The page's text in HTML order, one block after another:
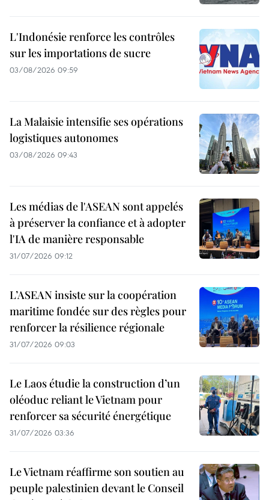
L'Indonésie renforce les contrôles
sur les importations de sucre
03/08/2026 09:59
La Malaisie intensifie ses opérations
logistiques autonomes
03/08/2026 09:43
Les médias de l'ASEAN sont appelés
à préserver la confiance et à adopter
l'IA de manière responsable
31/07/2026 09:12
L’ASEAN insiste sur la coopération
maritime fondée sur des règles pour
renforcer la résilience régionale
31/07/2026 09:03
Le Laos étudie la construction d’un
oléoduc reliant le Vietnam pour
renforcer sa sécurité énergétique
31/07/2026 03:36
Le Vietnam réaffirme son soutien au
peuple palestinien devant le Conseil